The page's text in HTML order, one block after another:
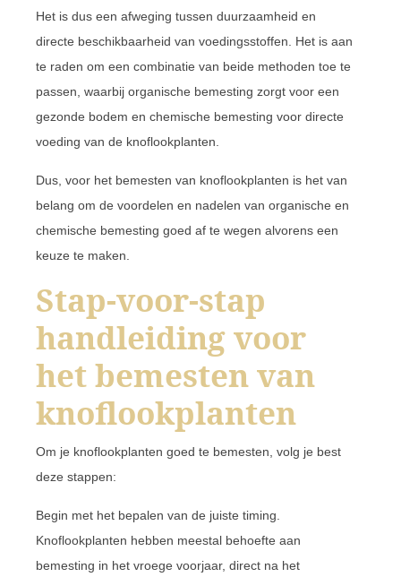
Het is dus een afweging tussen duurzaamheid en
directe beschikbaarheid van voedingsstoffen. Het is aan
te raden om een combinatie van beide methoden toe te
passen, waarbij organische bemesting zorgt voor een
gezonde bodem en chemische bemesting voor directe
voeding van de knoflookplanten.
Dus, voor het bemesten van knoflookplanten is het van
belang om de voordelen en nadelen van organische en
chemische bemesting goed af te wegen alvorens een
keuze te maken.
Stap-voor-stap
handleiding voor
het bemesten van
knoflookplanten
Om je knoflookplanten goed te bemesten, volg je best
deze stappen:
Begin met het bepalen van de juiste timing.
Knoflookplanten hebben meestal behoefte aan
bemesting in het vroege voorjaar, direct na het